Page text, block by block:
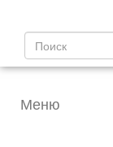
Меню